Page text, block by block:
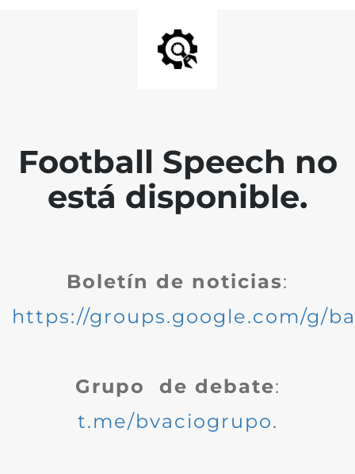
Football Speech no
está disponible.
Boletín de noticias:
https://groups.google.com/g/
Grupo de debate:
t.me/bvaciogrupo.